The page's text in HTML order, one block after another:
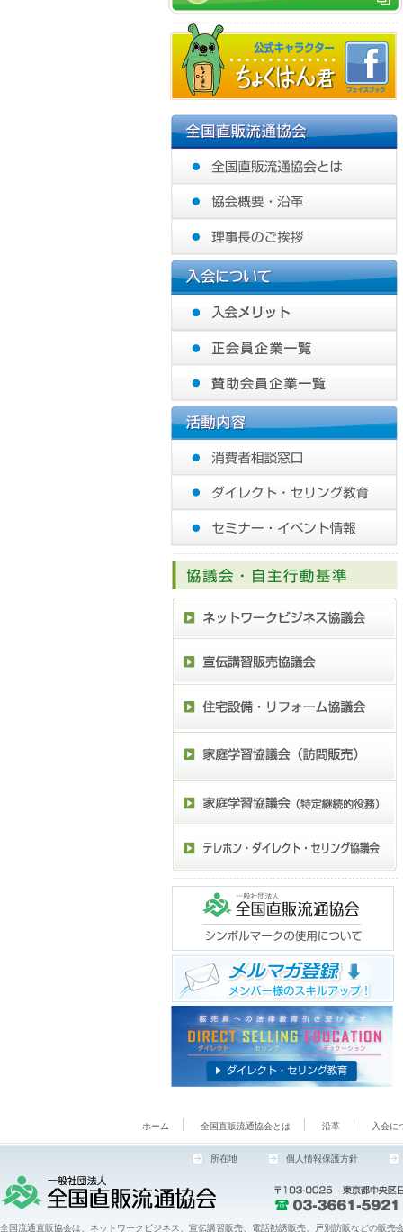
ホーム 全国直販流通協会とは 沿革 入会に
所在地 個人情報保護方針
全国流通直販協会は、ネットワークビジネス、宣伝講習販売、電話勧誘販売、戸別訪販などの販売